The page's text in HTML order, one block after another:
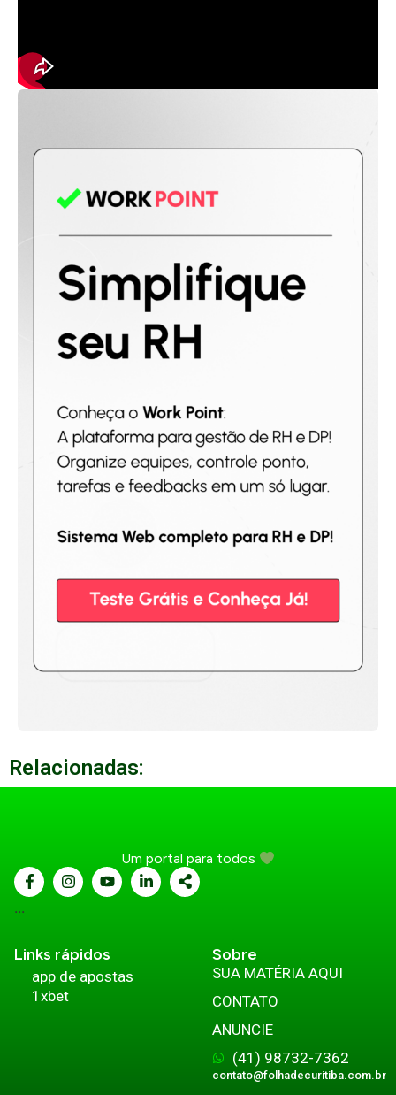
Relacionadas:
Um portal para todos
...
Links rápidos
app de apostas
1xbet
Sobre
SUA MATÉRIA AQUI
CONTATO
ANUNCIE
(41) 98732-7362
contato@folhadecuritiba.com.br